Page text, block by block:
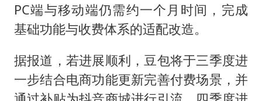
PC端与移动端仍需约一个月时间，完成
基础功能与收费体系的适配改造。
据报道，若进展顺利，豆包将于三季度进
一步结合电商功能更新完善付费场景，并